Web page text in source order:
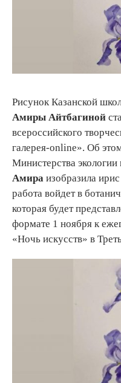
Рисунок Казанской
Амиры Айтбагиной
всероссийского
галерея-online». Об
Министерства
Амира изобразила
работа войдет в
которая будет
формате 1 ноября к
«Ночь искусств» в